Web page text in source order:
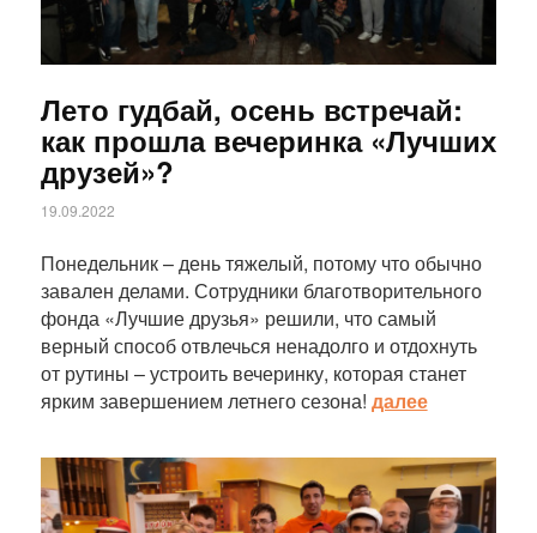
Лето гудбай, осень встречай:
как прошла вечеринка «Лучших
друзей»?
19.09.2022
Понедельник – день тяжелый, потому что обычно
завален делами. Сотрудники благотворительного
фонда «Лучшие друзья» решили, что самый
верный способ отвлечься ненадолго и отдохнуть
от рутины – устроить вечеринку, которая станет
ярким завершением летнего сезона! далее
Статья